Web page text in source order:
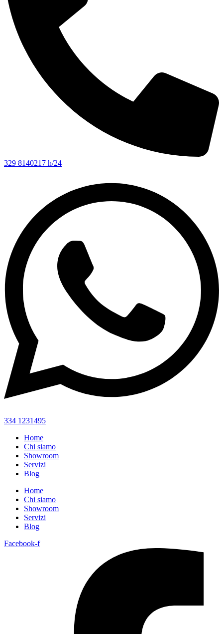
329 8140217 h/24
334 1231495
Home
Chi siamo
Showroom
Servizi
Blog
Home
Chi siamo
Showroom
Servizi
Blog
Facebook-f